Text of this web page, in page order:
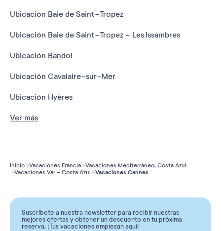
Ubicación Baie de Saint-Tropez
Ubicación Baie de Saint-Tropez - Les Issambres
Ubicación Bandol
Ubicación Cavalaire-sur-Mer
Ubicación Hyères
Ver más
Inicio Vacaciones Francia
Vacaciones Mediterráneo, Costa Azul
Vacaciones Var - Costa Azul
Vacaciones Cannes
Suscríbete a nuestra newsletter para recibir nuestras
mejores ofertas y obtener un descuento en tu próxima
reserva. ¡Tus vacaciones empiezan aquí!